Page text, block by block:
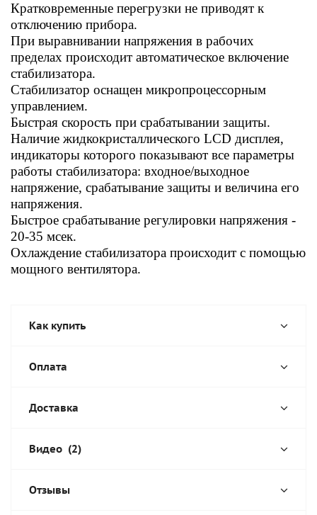
Кратковременные перегрузки не приводят к
отключению прибора.
При выравнивании напряжения в рабочих
пределах происходит автоматическое включение
стабилизатора.
Стабилизатор оснащен микропроцессорным
управлением.
Быстрая скорость при срабатывании защиты.
Наличие жидкокристаллического LCD дисплея,
индикаторы которого показывают все параметры
работы стабилизатора: входное/выходное
напряжение, срабатывание защиты и величина его
напряжения.
Быстрое срабатывание регулировки напряжения -
20-35 мсек.
Охлаждение стабилизатора происходит с помощью
мощного вентилятора.
Как купить
Оплата
Доставка
Видео (2)
Отзывы